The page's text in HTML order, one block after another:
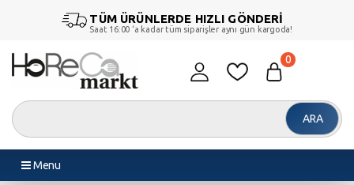
TÜM ÜRÜNLERDE HIZLI GÖNDERİ
Saat 16:00 ‘a kadar tüm siparişler aynı gün kargoda!
ARA
0
Menu